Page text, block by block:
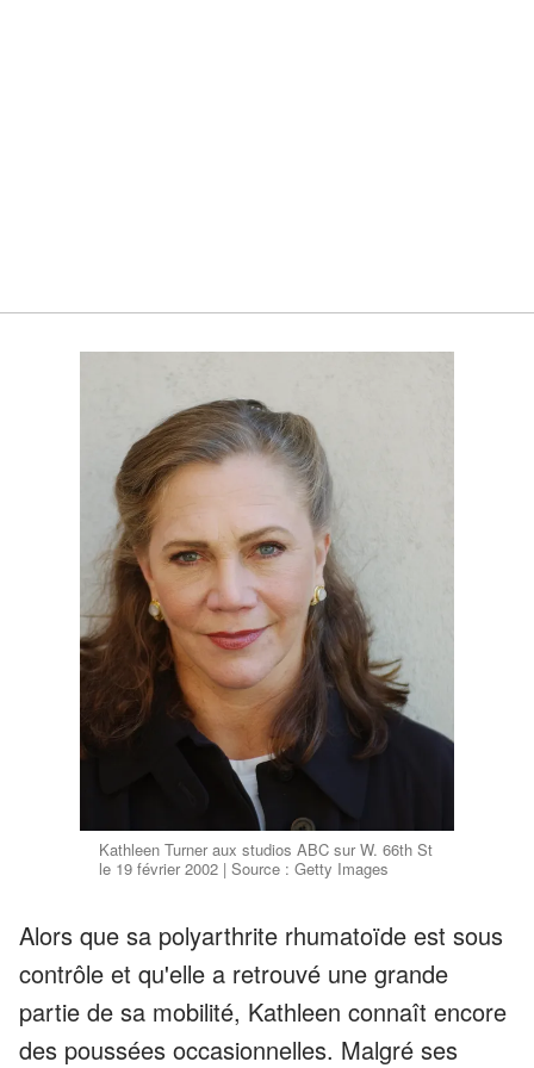
Kathleen Turner aux studios ABC sur W. 66th St
le 19 février 2002 | Source : Getty Images
Alors que sa polyarthrite rhumatoïde est sous
contrôle et qu'elle a retrouvé une grande
partie de sa mobilité, Kathleen connaît encore
des poussées occasionnelles. Malgré ses